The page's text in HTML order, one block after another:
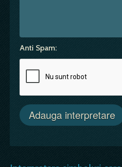
Anti Spam: